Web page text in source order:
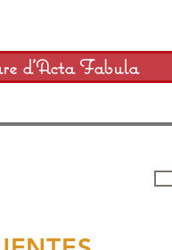
d'Acta Fabula